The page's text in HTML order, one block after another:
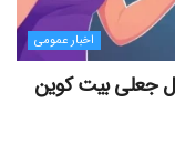
اخبار عمومی
پول جعلی بیت کوین